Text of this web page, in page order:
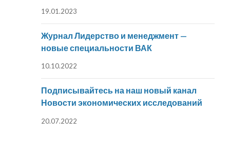
19.01.2023
Журнал Лидерство и менеджмент —
новые специальности ВАК
10.10.2022
Подписывайтесь на наш новый канал
Новости экономических исследований
20.07.2022